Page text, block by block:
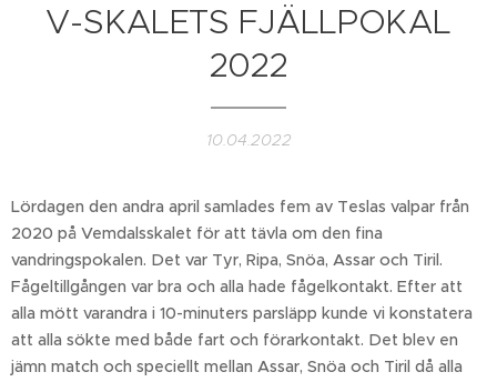
V-SKALETS FJÄLLPOKAL
2022
10.04.2022
Lördagen den andra april samlades fem av Teslas valpar från
2020 på Vemdalsskalet för att tävla om den fina
vandringspokalen. Det var Tyr, Ripa, Snöa, Assar och Tiril.
Fågeltillgången var bra och alla hade fågelkontakt. Efter att
alla mött varandra i 10-minuters parsläpp kunde vi konstatera
att alla sökte med både fart och förarkontakt. Det blev en
jämn match och speciellt mellan Assar, Snöa och Tiril då alla